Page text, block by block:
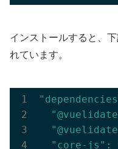
インストールすると、
れています。
"core-js" :